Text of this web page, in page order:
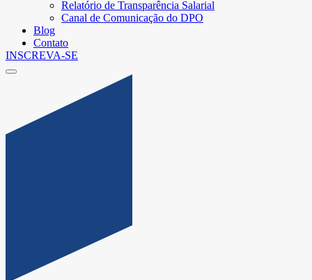
Relatório de Transparência Salarial
Canal de Comunicação do DPO
Blog
Contato
INSCREVA-SE